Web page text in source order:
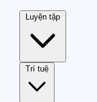
Luyện tập
Trí tuệ